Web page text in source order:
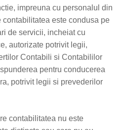
impreuna cu personalul din
este condusa pe
de servicii, incheiat cu
autorizate potrivit legii,
Contabili si Contabililor
pentru conducerea
potrivit legii si prevederilor
contabilitatea nu este